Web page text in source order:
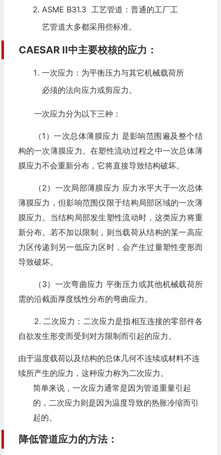
ASME B31.3 工艺管道：普通的工厂工
艺管道大多都采用些标准。
CAESAR II中主要校核的应力：
一次应力：为平衡压力与其它机械载荷所
必须的法向应力或剪应力。
一次应力分为以下三种：
（1）一次总体薄膜应力 是影响范围遍及整个结
构的一次薄膜应力。在塑性流动过程之中一次总体薄
膜应力不会重新分布，它将直接导致结构破坏。
（2）一次局部薄膜应力 应力水平大于一次总体
薄膜应力，但影响范围仅限于结构局部区域的一次薄
膜应力。当结构局部发生塑性流动时，这类应力将重
新分布。若不加以限制，则当载荷从结构的某一高应
力区传递到另一低应力区时，会产生过量塑性变形而
导致破坏。
（3）一次弯曲应力 平衡压力或其他机械载荷所
需的沿截面厚度线性分布的弯曲应力。
2. 二次应力：二次应力是指相互连接的零部件各
自欲发生形变而受到对方限制而引起的应力。
由于温度载荷以及结构的总体几何不连续或材料不连
续所产生的应力，这种应力称为二次应力。
简单来说，一次应力通常是因为管道重量引起
的，二次应力则是因为温度导致的热胀冷缩而引
起的。
降低管道应力的方法：